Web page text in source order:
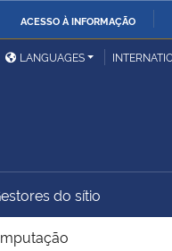
ACESSO À INFORMAÇÃO
das Relações
Geral da
LANGUAGES
do sítio